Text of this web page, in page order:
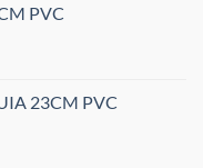
PVC
23CM PVC